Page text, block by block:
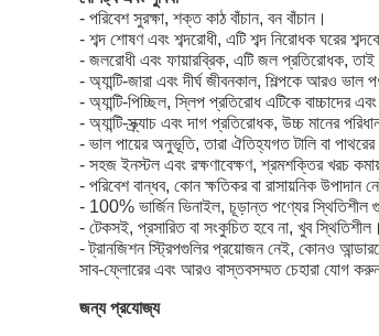
- পরিবেশ সুরক্ষা, শক্ত কাঠ বাঁচান, বন বাঁচান।
- শব্দ শোষণ এবং শব্দরোধী, এটি শব্দ নিরোধক ঘরের
- জলরোধী এবং ফায়ারব্রিক, এটি জল প্রতিরোধক,
- অ্যান্টি-জারা এবং দীর্ঘ জীবনকাল, শিল্পকে আরও
- অ্যান্টি-পিচ্ছিল, স্লিপ প্রতিরোধ এটিকে বাচ্চাদের
- অ্যান্টি-স্ক্র্যাচ এবং দাগ প্রতিরোধক, উচ্চ মানের
- ভাল পায়ের অনুভূতি, তারা ঐতিহ্যগত টালি বা পাথরের
- সহজ ইনস্টল এবং রক্ষণাবেক্ষণ, শ্রমশক্তির খরচ
- পরিবেশ বান্ধব, কোন ক্ষতিকর বা রাসায়নিক উপাদান
- 100% ভার্জিন ভিনাইল, চূড়ান্ত পণ্যের স্থিতিশীল
- টেকসই, প্রসারিত বা সংকুচিত হবে না, খুব স্থিতিশীল।
- ট্রানজিশন স্ট্রিপগুলির প্রয়োজন নেই, কোনও
সাব-ফ্লোরের এবং আরও বাস্তবসম্মত চেহারা যোগ
জন্য প্রযোজ্য